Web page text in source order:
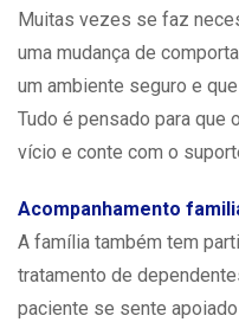
Muitas vezes se faz
uma mudança de
um ambiente seguro e
Tudo é pensado para que
vício e conte com o
Acompanhamento
A família também tem
tratamento de
paciente se sente